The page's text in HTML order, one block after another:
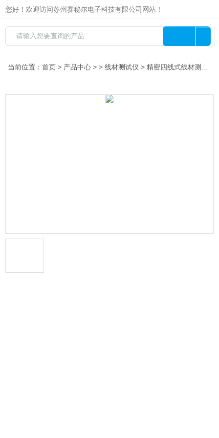
您好！欢迎访问苏州赛秘尔电子科技有限公司网站！
当前位置：首页 > 产品中心 > >线材测试仪 > 精密四线式线材测试仪8761 64/128/256P